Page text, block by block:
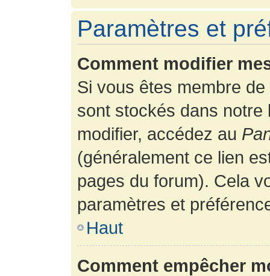
Paramètres et
Comment modifier
Si vous êtes membre
sont stockés dans
modifier, accédez au
(généralement ce lien
pages du forum). Cela
paramètres et
Haut
Comment empêcher